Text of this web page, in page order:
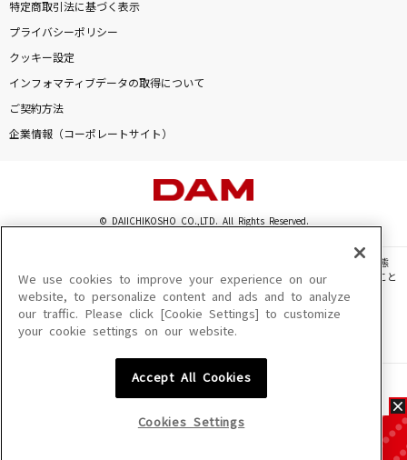
特定商取引法に基づく表示
プライバシーポリシー
クッキー設定
インフォマティブデータの取得について
ご契約方法
企業情報（コーポレートサイト）
© DAIICHIKOSHO CO.,LTD. All Rights Reserved.
このサイトに掲載されている一切の文章・画像・写真・動画・音声等を、手段や形態
を問わず、著作権法の定める範囲を超えて無断で複製、転載、ファイル化などすること
を禁じます。
楽曲及びコンテンツは、機種によりご利用いただけない場合があります。
楽曲及びコンテンツの配信日、配信内容が変更になる場合があります。
We use cookies to improve your experience on our
website, to personalize content and ads and to analyze
our traffic. Please click [Cookie Settings] to customize
your cookie settings on our website.
Accept All Cookies
Cookies Settings